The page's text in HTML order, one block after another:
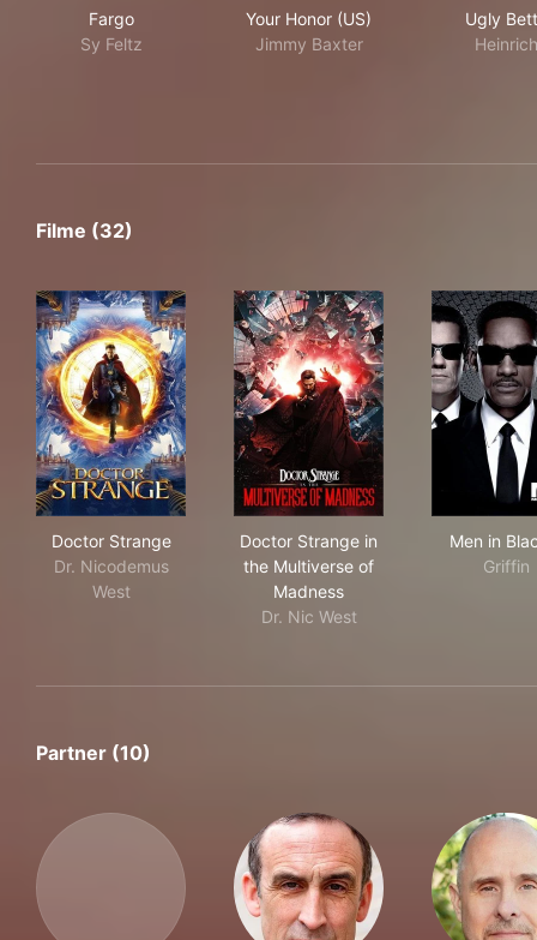
Fargo
Sy Feltz
Your Honor (US)
Jimmy Baxter
Ugly
Heinrich
Filme (32)
Doctor Strange
Dr. Nicodemus
West
Doctor Strange in
the Multiverse of
Madness
Dr. Nic West
Men in
Griffin
Partner (10)